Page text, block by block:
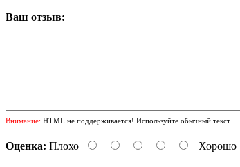
Ваш отзыв:
Внимание: HTML не поддерживается! Используйте обычный текст.
Оценка: Плохо Хорошо